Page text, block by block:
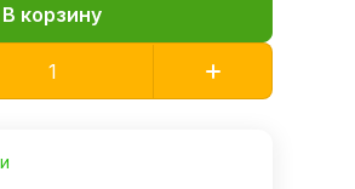
В корзину